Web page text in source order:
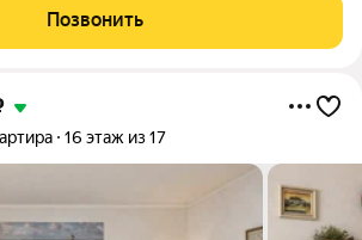
Консьерж, колясочные комнаты.
площадки.
Позвонить
16 этаж из 17